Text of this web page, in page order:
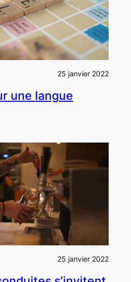
25 janvier 2022
une langue
25 janvier 2022